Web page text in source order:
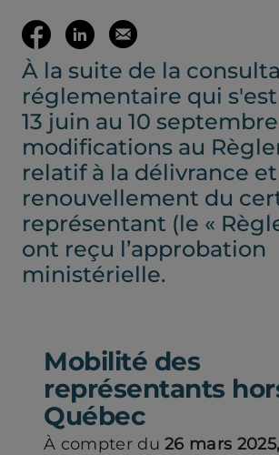
Partager
sur
Facebook
(ouvre
dans
un
onglet)
Partager
sur
LinkedIn
(ouvre
dans
un
onglet)
Envoyer
cette
page
par
mail
(ouvre
À la suite de la
réglementaire qui
13 juin au 10
modifications au
relatif à la délivrance
renouvellement du
représentant (le «
ont reçu l’approbation
ministérielle.
Mobilité des
représentants
Québec
À compter du26 mars 2025,